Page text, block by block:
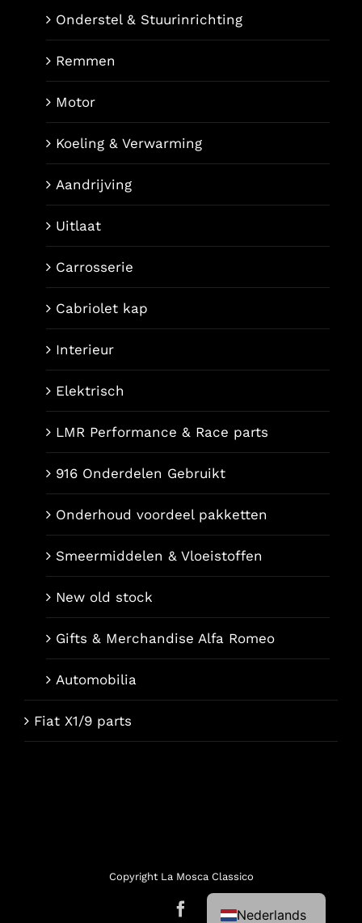
Onderstel & Stuurinrichting
Remmen
Motor
Koeling & Verwarming
Aandrijving
Uitlaat
Carrosserie
Cabriolet kap
Interieur
Elektrisch
LMR Performance & Race parts
916 Onderdelen Gebruikt
Onderhoud voordeel pakketten
Smeermiddelen & Vloeistoffen
New old stock
Gifts & Merchandise Alfa Romeo
Automobilia
Fiat X1/9 parts
Copyright La Mosca Classico
FacebookNederlands